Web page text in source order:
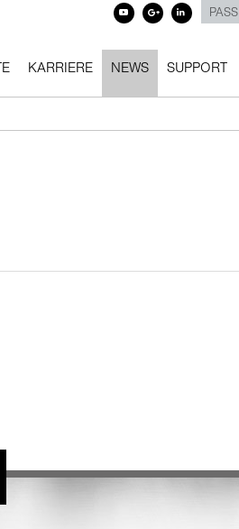
KARRIERE NEWS SUPPORT